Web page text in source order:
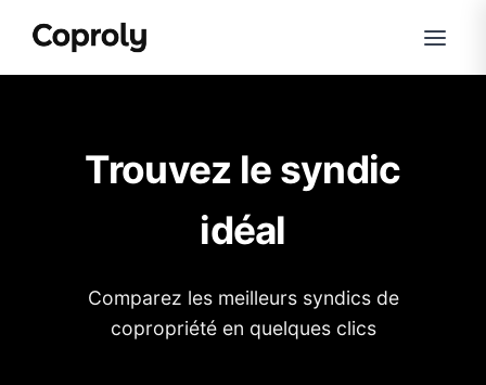
Trouvez le syndic
idéal
Comparez les meilleurs syndics de
copropriété en quelques clics